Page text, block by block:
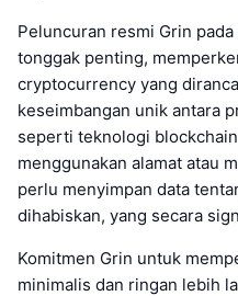
Peluncuran resmi Grin
tonggak penting,
cryptocurrency yang
keseimbangan unik antara
seperti teknologi
menggunakan alamat atau
perlu menyimpan data
dihabiskan, yang secara
Komitmen Grin untuk
minimalis dan ringan lebih